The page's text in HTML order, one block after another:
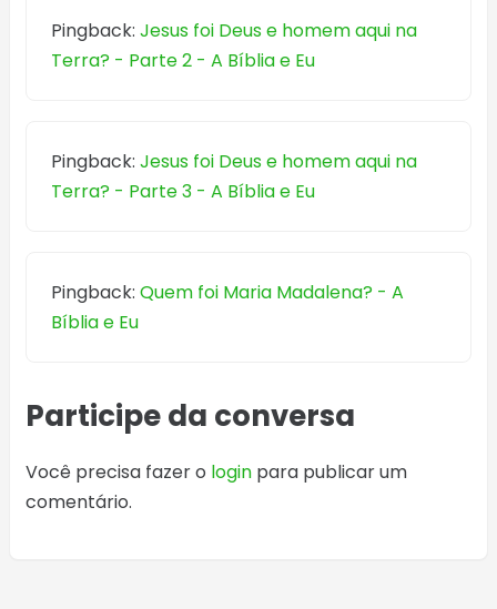
Pingback: Jesus foi Deus e homem aqui na
Terra? - Parte 2 - A Bíblia e Eu
Pingback: Jesus foi Deus e homem aqui na
Terra? - Parte 3 - A Bíblia e Eu
Pingback: Quem foi Maria Madalena? - A
Bíblia e Eu
Participe da conversa
Você precisa fazer o login para publicar um
comentário.